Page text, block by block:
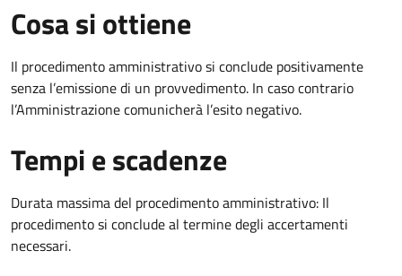
Cosa si ottiene
Il procedimento amministrativo si conclude positivamente
senza l’emissione di un provvedimento. In caso contrario
l’Amministrazione comunicherà l’esito negativo.
Tempi e scadenze
Durata massima del procedimento amministrativo: Il
procedimento si conclude al termine degli accertamenti
necessari.